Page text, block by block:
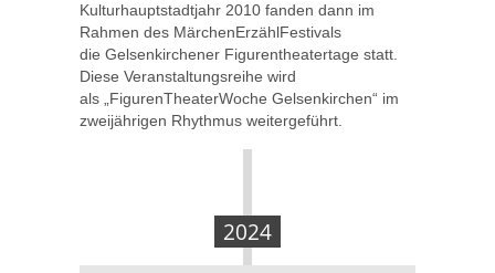
Kulturhauptstadtjahr 2010 fanden dann im
Rahmen des MärchenErzählFestivals
die Gelsenkirchener Figurentheatertage statt.
Diese Veranstaltungsreihe wird
als „FigurenTheaterWoche Gelsenkirchen“ im
zweijährigen Rhythmus weitergeführt.
2024